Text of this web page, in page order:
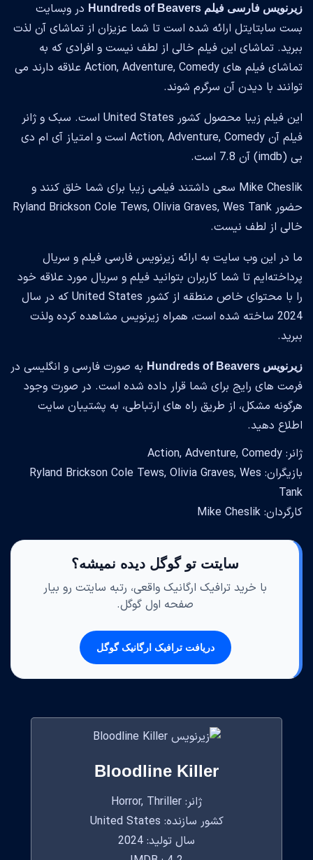
زیرنویس فارسی فیلم Hundreds of Beavers
در وبسایت
بست سابتایتل ارائه شده است تا شما عزیزان از تماشای آن لذت
ببرید. تماشای این فیلم خالی از لطف نیست و افرادی که به
تماشای فیلم های Action, Adventure, Comedy علاقه دارند می
توانند با دیدن آن سرگرم شوند.
این فیلم زیبا محصول کشور United States است. سبک و ژانر
فیلم آن Action, Adventure, Comedy است و امتیاز آی ام دی
بی (imdb) آن 7.8 است.
Mike Cheslik سعی داشتند فیلمی زیبا برای شما خلق کنند و
حضور Ryland Brickson Cole Tews, Olivia Graves, Wes Tank
خالی از لطف نیست.
ما در این وب سایت به ارائه زیرنویس فارسی فیلم و سریال
پرداخته‌ایم تا شما کاربران بتوانید فیلم و سریال مورد علاقه خود
را با محتوای خاص منطقه از کشور United States که در سال
2024 ساخته شده است، همراه زیرنویس مشاهده کرده ولذت
ببرید.
زیرنویس Hundreds of Beavers
به صورت فارسی و انگلیسی در
فرمت های رایج برای شما قرار داده شده است. در صورت وجود
هرگونه مشکل، از طریق راه های ارتباطی، به پشتیبان سایت
اطلاع دهید.
ژانر: Action, Adventure, Comedy
بازیگران: Ryland Brickson Cole Tews, Olivia Graves, Wes
Tank
کارگردان: Mike Cheslik
سایتت تو گوگل دیده نمیشه؟
با خرید ترافیک ارگانیک واقعی، رتبه سایتت رو بیار
صفحه اول گوگل.
دریافت ترافیک ارگانیک گوگل
Bloodline Killer
ژانر: Horror, Thriller
کشور سازنده: United States
سال تولید: 2024